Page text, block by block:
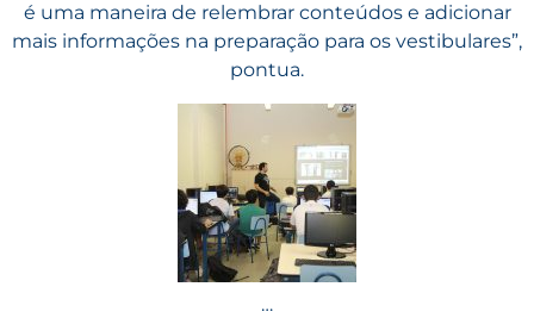
é uma maneira de relembrar conteúdos e adicionar
mais informações na preparação para os vestibulares”,
pontua.
…